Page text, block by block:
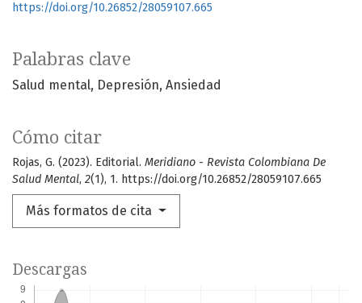
Palabras clave
Salud mental Depresión Ansiedad
Cómo citar
Rojas, G. (2023). Editorial. Meridiano - Revista Colombiana De
Salud Mental, 2(1), 1. https://doi.org/10.26852/28059107.665
Más formatos de cita
https://doi.org/10.26852/28059107.665
Descargas